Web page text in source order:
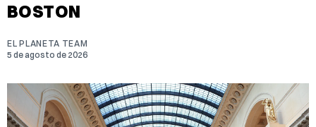
BOSTON
EL PLANETA TEAM
5 de agosto de 2026